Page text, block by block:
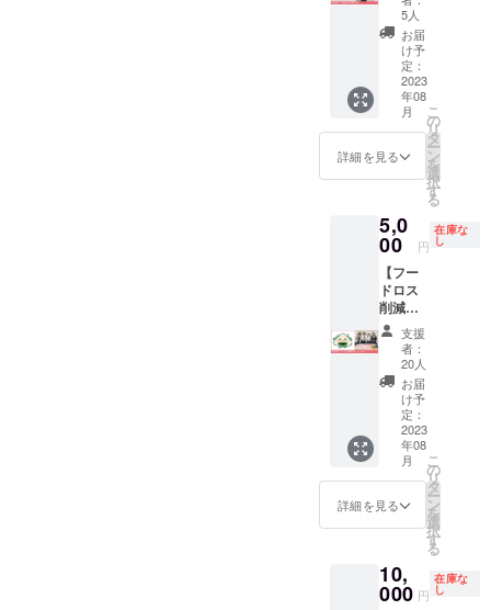
スの活
用をお
願いい
たしま
す。 ※
特別な
資格や
技術が
必要な
せんの
で、ご
ださ
い。
・２ヵ
月に１
回、社
長と社
員の方
と面談
を実施
いたし
ます
対応可
能期限
ウド
ファン
ディン
グ終了
後1年以
内とな
ります
松好美
が心を
込めて
書いた
感謝の
手紙を
お送り
しま
す。
5人
お届
け予
定：
2023
年08
月
詳細を見る
こ
の
リ
タ
ー
ン
を
選
択
す
る
5,0
00 円
在庫な
し
【フー
ドロス
削減ロ
ゴス
テッ
カー10
枚】
フード
ロス削
減啓発
の為
に、高
校生が
ロゴを
作製。
しまし
た。
支援
者：
20人
お届
け予
定：
2023
年08
月
詳細を見る
こ
の
リ
タ
ー
ン
を
選
択
す
る
10,
000 円
在庫な
し